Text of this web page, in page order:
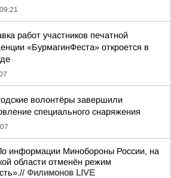
09:21
работ участников печатной
«БурмагинФеста» откроется в
волонтёры завершили
специального снаряжения
информации Минобороны России, на
области отменён режим
Филимонов LIVE